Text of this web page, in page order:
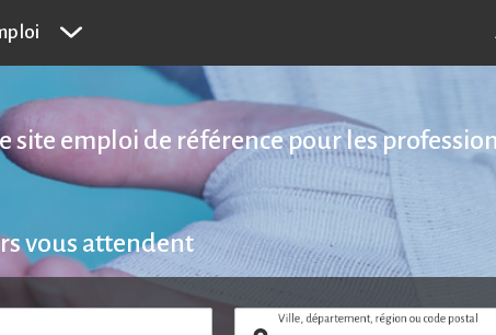
site emploi de référence pour les
vous attendent
Ville, département, région ou code postal